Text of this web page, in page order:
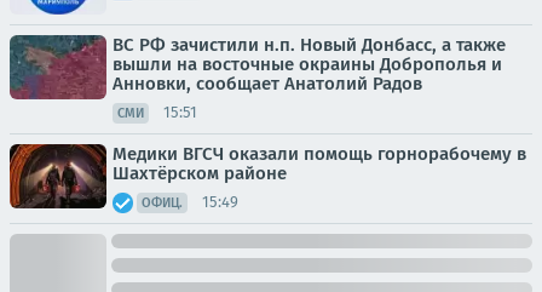
ВС РФ зачистили н.п. Новый Донбасс, а также
вышли на восточные окраины Доброполья и
Анновки, сообщает Анатолий Радов
СМИ 15:51
Медики ВГСЧ оказали помощь горнорабочему в
Шахтёрском районе
ОФИЦ. 15:49